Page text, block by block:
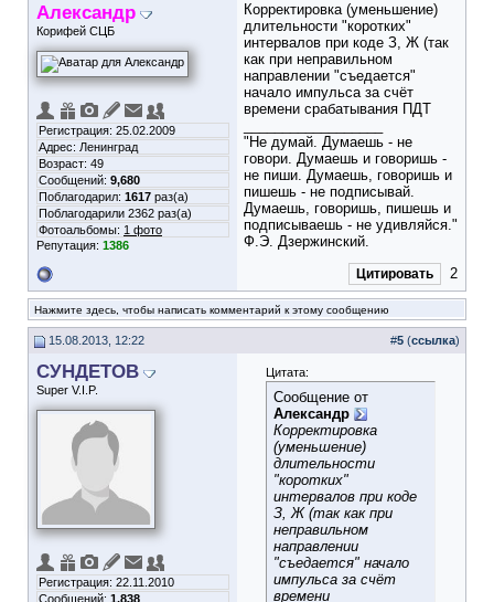
Александр
Корифей СЦБ
Регистрация: 25.02.2009
Адрес: Ленинград
Возраст: 49
Сообщений: 9,680
Поблагодарил: 1617 раз(а)
Поблагодарили 2362 раз(а)
Фотоальбомы: 1 фото
Репутация: 1386
Корректировка (уменьшение)
длительности "коротких"
интервалов при коде З, Ж (так
как при неправильном
направлении "съедается"
начало импульса за счёт
времени срабатывания ПДТ
"Не думай. Думаешь - не
говори. Думаешь и говоришь -
не пиши. Думаешь, говоришь и
пишешь - не подписывай.
Думаешь, говоришь, пишешь и
подписываешь - не удивляйся."
Ф.Э. Дзержинский.
Цитировать 2
Нажмите здесь, чтобы написать комментарий к этому сообщению
15.08.2013, 12:22 #5 (ссылка)
СУНДЕТОВ
Super V.I.P.
Регистрация: 22.11.2010
Сообщений: 1,838
Цитата:
Сообщение от
Александр
Корректировка
(уменьшение)
длительности
"коротких"
интервалов при коде
З, Ж (так как при
неправильном
направлении
"съедается" начало
импульса за счёт
времени